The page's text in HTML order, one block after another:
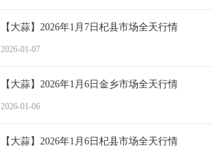
【大蒜】2026年1月7日杞县市场全天行情
2026-01-07
【大蒜】2026年1月6日金乡市场全天行情
2026-01-06
【大蒜】2026年1月6日杞县市场全天行情